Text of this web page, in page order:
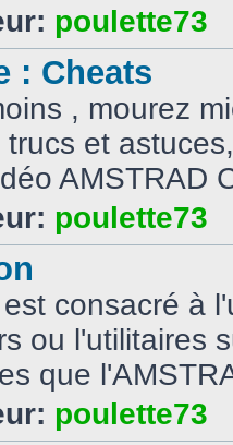
poulette73
: Cheats
, mourez
trucs et
AMSTRAD
poulette73
consacré à
ou l'utilitaires
que
poulette73